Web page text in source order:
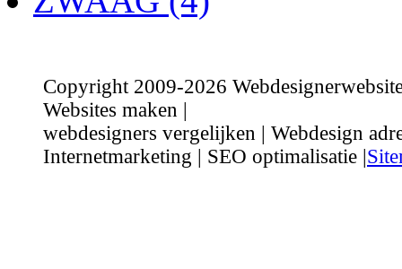
Copyright 2009-2026
Websites maken |
webdesigners vergelijken | Webdesign
Internetmarketing | SEO optimalisatie |